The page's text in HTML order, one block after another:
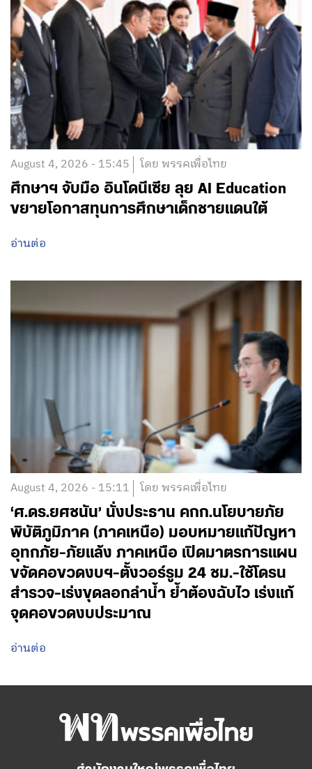
August 4, 2026 - 15:45 โดย พรรคเพื่อไทย
ศึกษาฯ จับมือ อินโดนีเซีย ลุย AI Education
ขยายโอกาสทุนการศึกษาเด็กชายแดนใต้
อ่านต่อ
August 4, 2026 - 15:11 โดย พรรคเพื่อไทย
‘ศ.ดร.ยศชนัน’ นั่งประธาน คกก.นโยบายภัย
พิบัติภูมิภาค (ภาคเหนือ) มอบหมายแก้ปัญหา
อุทกภัย-ภัยแล้ง ภาคเหนือ เปิดมาตรการแผน
ขจัดคอขวดงบฯ-ตั้งวอร์รูม 24 ชม.-ใช้โดรน
สำรวจ-เร่งขุดลอกลำน้ำ ย้ำต้องฉับไว เร่งแก้
จุดคอขวดงบประมาณ
อ่านต่อ